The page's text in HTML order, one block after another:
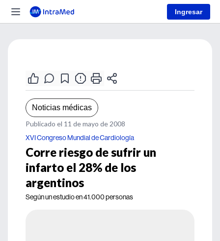
Ingresar
Noticias médicas
Publicado el 11 de mayo de 2008
XVI Congreso Mundial de Cardiología
Corre riesgo de sufrir un
infarto el 28% de los
argentinos
Según un estudio en 41.000 personas